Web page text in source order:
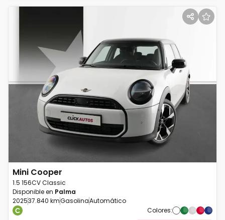
Mini Cooper
1.5 156CV Classic
Disponible en Palma
202537.840 kmGasolinaAutomático
Colores: